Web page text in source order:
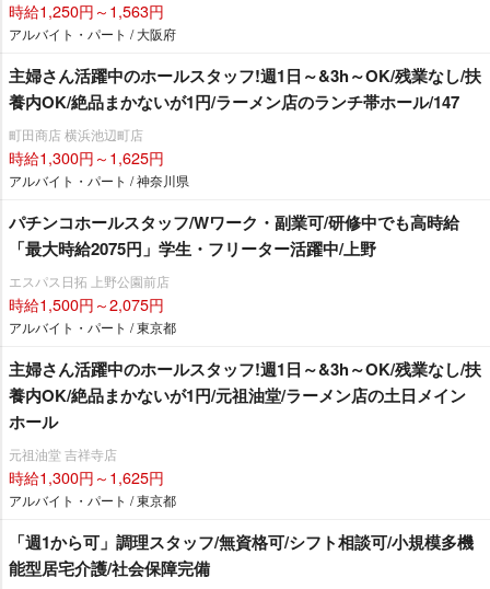
時給1,250円～1,563円
アルバイト・パート / 大阪府
主婦さん活躍中のホールスタッフ!週1日～&3h～OK/残業なし/扶
養内OK/絶品まかないが1円/ラーメン店のランチ帯ホール/147
町田商店 横浜池辺町店
時給1,300円～1,625円
アルバイト・パート / 神奈川県
パチンコホールスタッフ/Wワーク・副業可/研修中でも高時給
「最大時給2075円」学生・フリーター活躍中/上野
エスパス日拓 上野公園前店
時給1,500円～2,075円
アルバイト・パート / 東京都
主婦さん活躍中のホールスタッフ!週1日～&3h～OK/残業なし/扶
養内OK/絶品まかないが1円/元祖油堂/ラーメン店の土日メイン
ホール
元祖油堂 吉祥寺店
時給1,300円～1,625円
アルバイト・パート / 東京都
「週1から可」調理スタッフ/無資格可/シフト相談可/小規模多機
能型居宅介護/社会保障完備